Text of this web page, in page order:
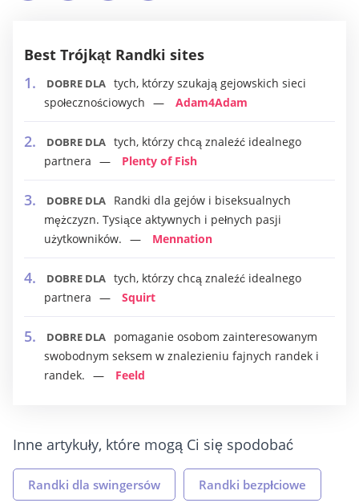
Best Trójkąt Randki sites
DOBRE DLA tych, którzy szukają gejowskich sieci
społecznościowych
Adam4Adam
DOBRE DLA tych, którzy chcą znaleźć idealnego
partnera
Plenty of Fish
DOBRE DLA
Randki dla gejów i biseksualnych
mężczyzn. Tysiące aktywnych i pełnych pasji
użytkowników.
Mennation
DOBRE DLA tych, którzy chcą znaleźć idealnego
partnera
Squirt
DOBRE DLA
pomaganie osobom zainteresowanym
swobodnym seksem w znalezieniu fajnych randek i
randek.
Feeld
Inne artykuły, które mogą Ci się spodobać
Randki dla swingersów Randki bezpłciowe